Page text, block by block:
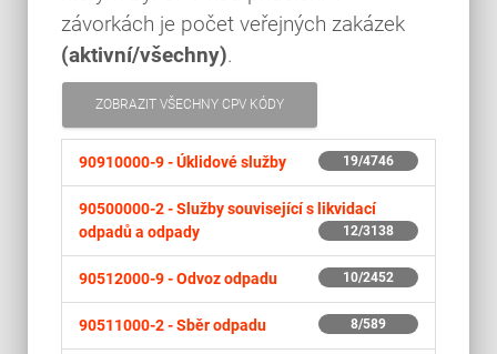
závorkách je počet veřejných zakázek
(aktivní/všechny).
ZOBRAZIT VŠECHNY CPV KÓDY
90910000-9 -Úklidové služby 19/4746
90500000-2 -Služby související s likvidací
odpadů a odpady
12/3138
90512000-9 -Odvoz odpadu 10/2452
90511000-2 -Sběr odpadu 8/589